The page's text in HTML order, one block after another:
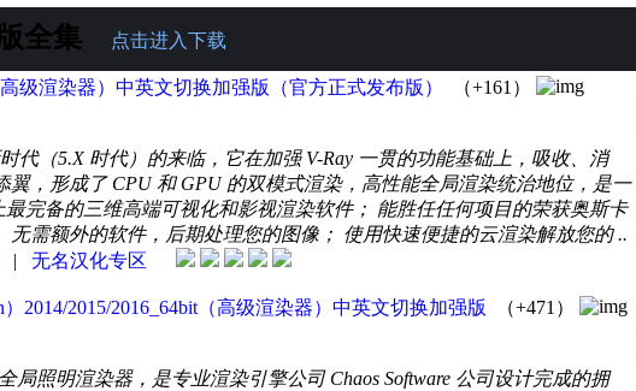
全集 点击进入下载
级渲染器）中英文切换加强版（官方正式发布版）
（+161）
代（5.X 时代）的来临，它在加强 V-Ray 一贯的功能基础上，吸收、消
翼，形成了 CPU 和 GPU 的双模式渲染，高性能全局渲染统治地位，是一
完备的三维高端可视化和影视渲染软件； 能胜任任何项目的荣获奥斯卡
需额外的软件，后期处理您的图像； 使用快速便捷的云渲染解放您的 ..
| 无名汉化专区
2014/2015/2016_64bit（高级渲染器）中英文切换加强版
（+471）
局照明渲染器，是专业渲染引擎公司 Chaos Software 公司设计完成的拥